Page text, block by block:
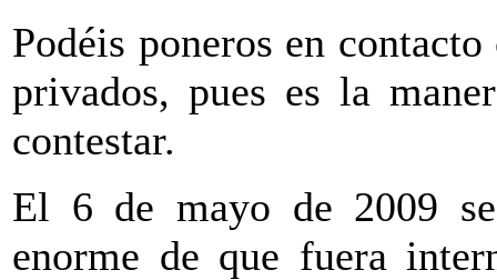
Podéis poneros en
privados, pues es la
contestar.
El 6 de mayo de 2009
enorme de que fuera